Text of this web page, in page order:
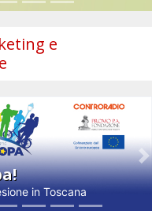
e
in Toscana